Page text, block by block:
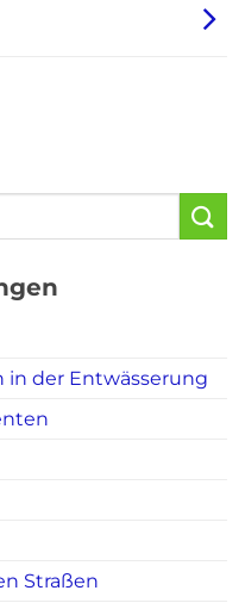
in der Entwässerung
Straßen